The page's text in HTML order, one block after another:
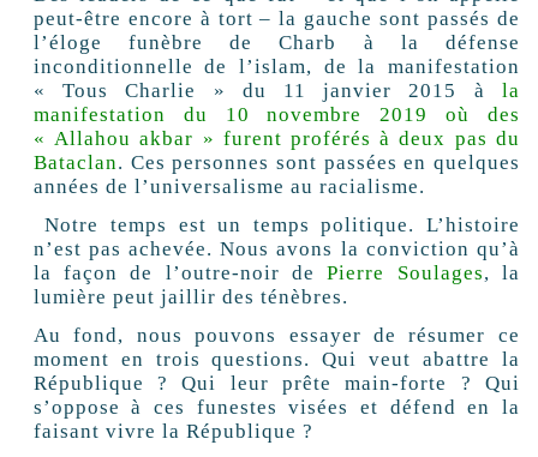
peut-être encore à tort – la gauche sont passés de
l’éloge funèbre de Charb à la défense
inconditionnelle de l’islam, de la manifestation
« Tous Charlie » du 11 janvier 2015 à la
manifestation du 10 novembre 2019 où des
« Allahou akbar » furent proférés à deux pas du
Bataclan. Ces personnes sont passées en quelques
années de l’universalisme au racialisme.
Notre temps est un temps politique. L’histoire
n’est pas achevée. Nous avons la conviction qu’à
la façon de l’outre-noir dePierre Soulages, la
lumière peut jaillir des ténèbres.
Au fond, nous pouvons essayer de résumer ce
moment en trois questions. Qui veut abattre la
République ? Qui leur prête main-forte ? Qui
s’oppose à ces funestes visées et défend en la
faisant vivre la République ?